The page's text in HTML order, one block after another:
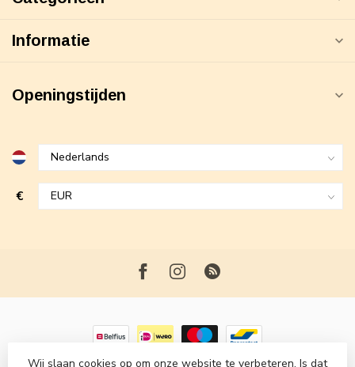
Informatie
Openingstijden
€
Wij slaan cookies op om onze website te verbeteren. Is dat